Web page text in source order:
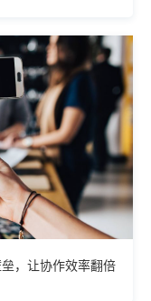
，让协作效率翻倍